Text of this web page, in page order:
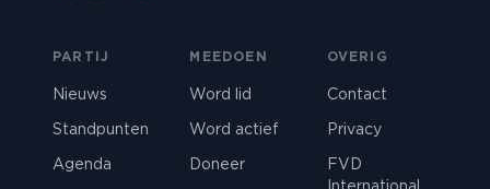
PARTIJ
Nieuws
Standpunten
Agenda
MEEDOEN
Word lid
Word actief
Doneer
OVERIG
Contact
Privacy
FVD